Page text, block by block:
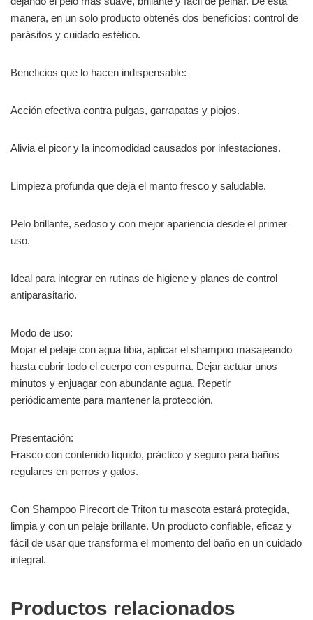
manera, en un solo producto obtenés dos beneficios: control de
parásitos y cuidado estético.
Beneficios que lo hacen indispensable:
Acción efectiva contra pulgas, garrapatas y piojos.
Alivia el picor y la incomodidad causados por infestaciones.
Limpieza profunda que deja el manto fresco y saludable.
Pelo brillante, sedoso y con mejor apariencia desde el primer
uso.
Ideal para integrar en rutinas de higiene y planes de control
antiparasitario.
Modo de uso:
Mojar el pelaje con agua tibia, aplicar el shampoo masajeando
hasta cubrir todo el cuerpo con espuma. Dejar actuar unos
minutos y enjuagar con abundante agua. Repetir
periódicamente para mantener la protección.
Presentación:
Frasco con contenido líquido, práctico y seguro para baños
regulares en perros y gatos.
Con Shampoo Pirecort de Triton tu mascota estará protegida,
limpia y con un pelaje brillante. Un producto confiable, eficaz y
fácil de usar que transforma el momento del baño en un cuidado
integral.
Productos relacionados